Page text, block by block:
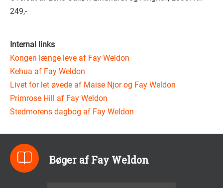
249,-
Internal links
Kongen længe leve af Fay Weldon
Kehua af Fay Weldon
Livet for let øvede af Maise Njor og Fay Weldon
Primrose Hill af Fay Weldon
Stedmorens dagbog af Fay Weldon
Bøger af Fay Weldon